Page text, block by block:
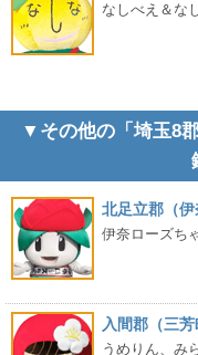
なしべえ＆な
▼その他の「埼玉8
北足立郡（伊
伊奈ローズち
入間郡（三
うめりん、み